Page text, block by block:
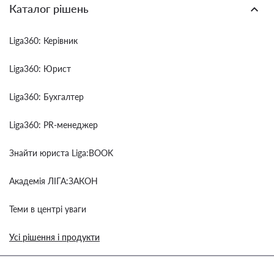
Каталог рішень
Liga360: Керівник
Liga360: Юрист
Liga360: Бухгалтер
Liga360: PR-менеджер
Знайти юриста Liga:BOOK
Академія ЛІГА:ЗАКОН
Теми в центрі уваги
Усі рішення і продукти